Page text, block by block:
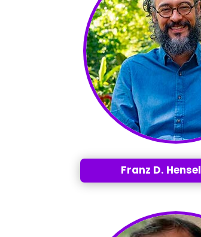
Franz D. Hensel